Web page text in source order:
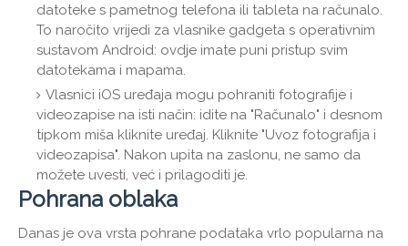
datoteke s pametnog telefona ili tableta na računalo.
To naročito vrijedi za vlasnike gadgeta s operativnim
sustavom Android: ovdje imate puni pristup svim
datotekama i mapama.
Vlasnici iOS uređaja mogu pohraniti fotografije i
videozapise na isti način: idite na "Računalo" i desnom
tipkom miša kliknite uređaj. Kliknite "Uvoz fotografija i
videozapisa". Nakon upita na zaslonu, ne samo da
možete uvesti, već i prilagoditi je.
Pohrana oblaka
Danas je ova vrsta pohrane podataka vrlo popularna na